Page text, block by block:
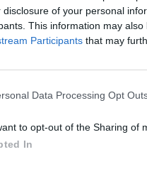
disclosure of your personal
This information may
Participants that may
Data Processing Opt
to opt-out of the Sharing of
In
κινητήρια δύναμη
Ομίλου είναι η
εργασίας. Με
και
φροντίζει έμπρακτα